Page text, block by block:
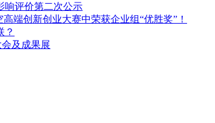
响评价第二次公示
端创新创业大赛中荣获企业组“优胜奖”！
？
及成果展